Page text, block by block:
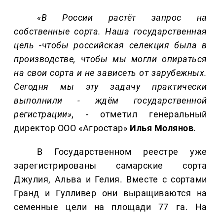
«В России растёт запрос на
собственные сорта. Наша государственная
цель -чтобы российская селекция была в
производстве, чтобы мы могли опираться
на свои сорта и не зависеть от зарубежных.
Сегодня мы эту задачу практически
выполнили - ждём государственной
регистрации», - отметил генеральный
директор ООО «Агростар» Илья Молянов.
В Государственном реестре уже
зарегистрированы самарские сорта
Джулия, Альва и Гелия. Вместе с сортами
Гранд и Гулливер они выращиваются на
семенные цели на площади 77 га. На